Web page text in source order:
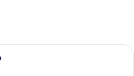
Una moderna camera d'albergo con